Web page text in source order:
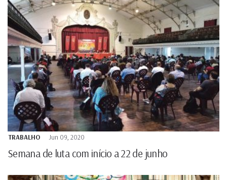
TRABALHO Jun 09, 2020
Semana de luta com início a 22 de junho